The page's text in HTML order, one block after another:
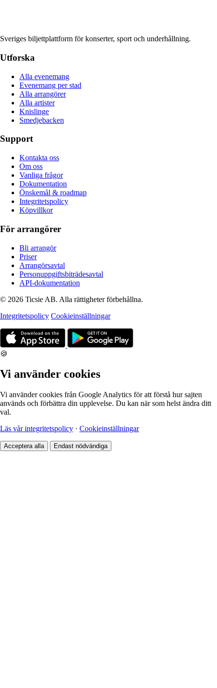
Sveriges biljettplattform för konserter, sport och underhållning.
Utforska
Alla evenemang
Evenemang per stad
Alla arrangörer
Alla artister
Knislinge
Smedjebacken
Support
Kontakta oss
Om oss
Vanliga frågor
Dokumentation
Önskemål & roadmap
Integritetspolicy
Köpvillkor
För arrangörer
Bli arrangör
Priser
Arrangörsavtal
Personuppgiftsbiträdesavtal
API-dokumentation
© 2026 Ticsie AB. Alla rättigheter förbehållna.
Integritetspolicy Cookieinställningar
🍪
Vi använder cookies
Vi använder cookies från Google Analytics för att förstå hur sajten
används och förbättra din upplevelse. Du kan när som helst ändra ditt
val.
Läs vår integritetspolicy · Cookieinställningar
Acceptera alla Endast nödvändiga